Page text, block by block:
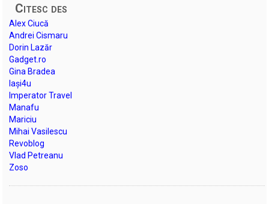
Citesc des
Alex Ciucă
Andrei Cismaru
Dorin Lazăr
Gadget.ro
Gina Bradea
Iași4u
Imperator Travel
Manafu
Mariciu
Mihai Vasilescu
Revoblog
Vlad Petreanu
Zoso